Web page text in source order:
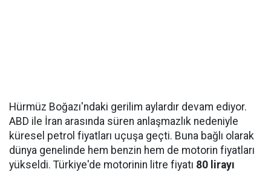
Hürmüz Boğazı'ndaki gerilim aylardır devam ediyor.
ABD ile İran arasında süren anlaşmazlık nedeniyle
küresel petrol fiyatları uçuşa geçti. Buna bağlı olarak
dünya genelinde hem benzin hem de motorin fiyatları
yükseldi. Türkiye'de motorinin litre fiyatı 80 lirayı